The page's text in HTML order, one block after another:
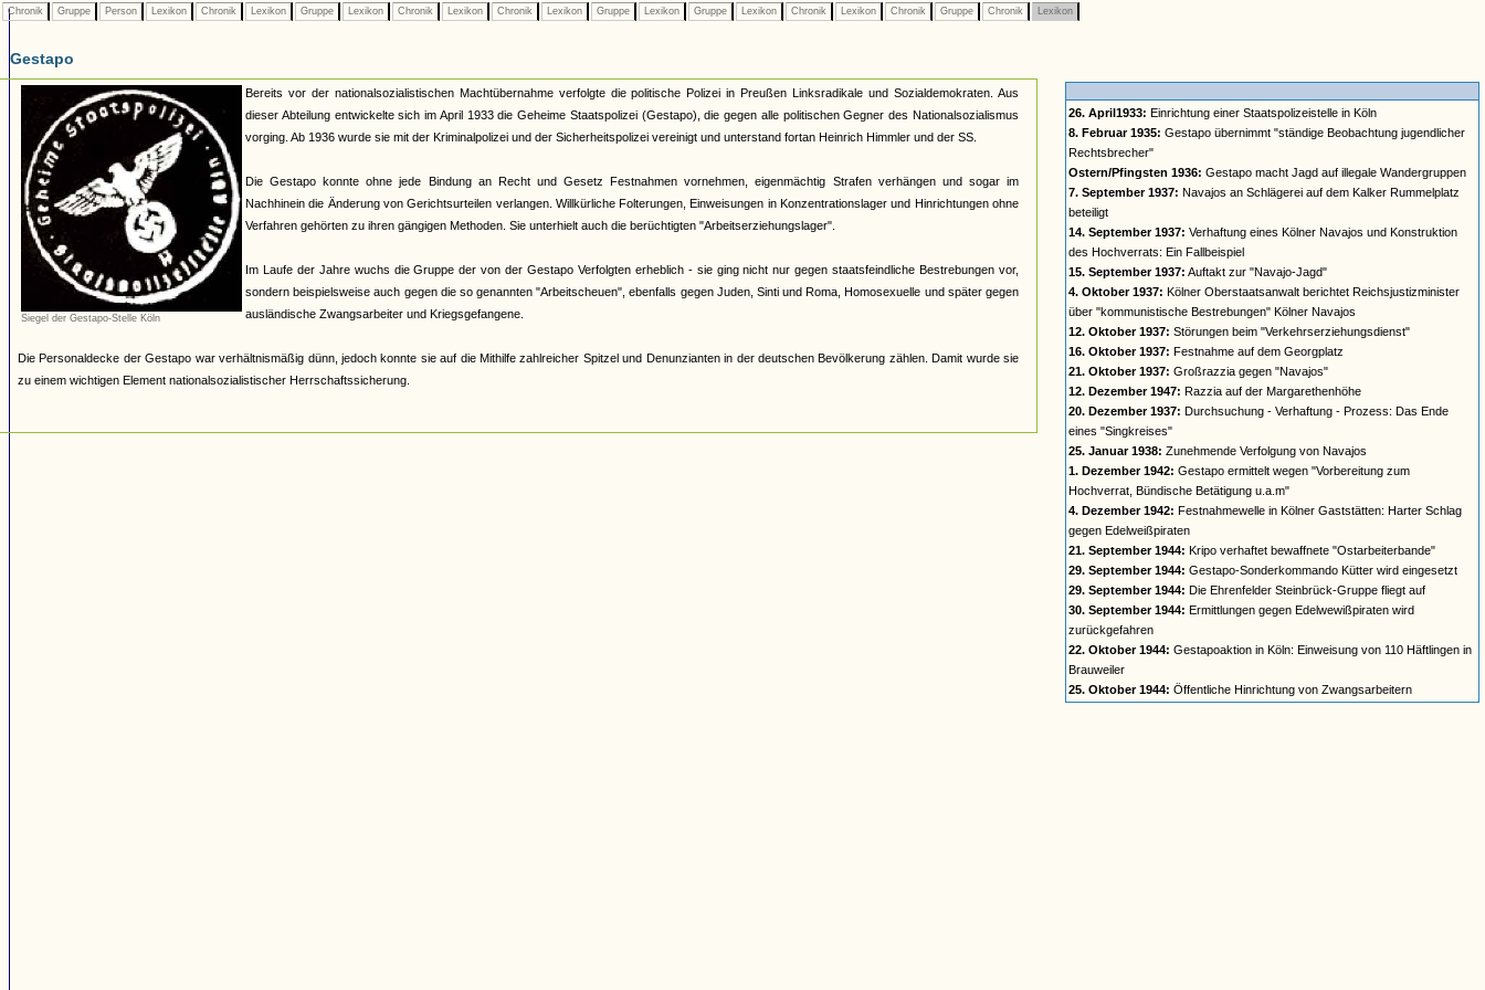
Chronik Gruppe Person Lexikon Chronik Lexikon Gruppe Lexikon Chronik Lexikon Chronik Lexikon Gruppe Lexikon Gruppe Lexikon Chronik Lexikon Chronik Gruppe Chronik Lexikon
Gestapo
Siegel der Gestapo-Stelle Köln
Bereits vor der nationalsozialistischen Machtübernahme verfolgte die politische Polizei in Preußen Linksradikale und Sozialdemokraten. Aus
dieser Abteilung entwickelte sich im April 1933 die Geheime Staatspolizei (Gestapo), die gegen alle politischen Gegner des Nationalsozialismus
vorging. Ab 1936 wurde sie mit der Kriminalpolizei und der Sicherheitspolizei vereinigt und unterstand fortan Heinrich Himmler und der SS.
Die Gestapo konnte ohne jede Bindung an Recht und Gesetz Festnahmen vornehmen, eigenmächtig Strafen verhängen und sogar im
Nachhinein die Änderung von Gerichtsurteilen verlangen. Willkürliche Folterungen, Einweisungen in Konzentrationslager und Hinrichtungen ohne
Verfahren gehörten zu ihren gängigen Methoden. Sie unterhielt auch die berüchtigten "Arbeitserziehungslager".
Im Laufe der Jahre wuchs die Gruppe der von der Gestapo Verfolgten erheblich - sie ging nicht nur gegen staatsfeindliche Bestrebungen vor,
sondern beispielsweise auch gegen die so genannten "Arbeitscheuen", ebenfalls gegen Juden, Sinti und Roma, Homosexuelle und später gegen
ausländische Zwangsarbeiter und Kriegsgefangene.
Die Personaldecke der Gestapo war verhältnismäßig dünn, jedoch konnte sie auf die Mithilfe zahlreicher Spitzel und Denunzianten in der deutschen Bevölkerung zählen. Damit wurde sie
zu einem wichtigen Element nationalsozialistischer Herrschaftssicherung.
26. April1933: Einrichtung einer Staatspolizeistelle in Köln
8. Februar 1935: Gestapo übernimmt "ständige Beobachtung jugendlicher
Rechtsbrecher"
Ostern/Pfingsten 1936: Gestapo macht Jagd auf illegale Wandergruppen
7. September 1937: Navajos an Schlägerei auf dem Kalker Rummelplatz
beteiligt
14. September 1937: Verhaftung eines Kölner Navajos und Konstruktion
des Hochverrats: Ein Fallbeispiel
15. September 1937: Auftakt zur "Navajo-Jagd"
4. Oktober 1937: Kölner Oberstaatsanwalt berichtet Reichsjustizminister
über "kommunistische Bestrebungen" Kölner Navajos
12. Oktober 1937: Störungen beim "Verkehrserziehungsdienst"
16. Oktober 1937: Festnahme auf dem Georgplatz
21. Oktober 1937: Großrazzia gegen "Navajos"
12. Dezember 1947: Razzia auf der Margarethenhöhe
20. Dezember 1937: Durchsuchung - Verhaftung - Prozess: Das Ende
eines "Singkreises"
25. Januar 1938: Zunehmende Verfolgung von Navajos
1. Dezember 1942: Gestapo ermittelt wegen "Vorbereitung zum
Hochverrat, Bündische Betätigung u.a.m"
4. Dezember 1942: Festnahmewelle in Kölner Gaststätten: Harter Schlag
gegen Edelweißpiraten
21. September 1944: Kripo verhaftet bewaffnete "Ostarbeiterbande"
29. September 1944: Gestapo-Sonderkommando Kütter wird eingesetzt
29. September 1944: Die Ehrenfelder Steinbrück-Gruppe fliegt auf
30. September 1944: Ermittlungen gegen Edelwewißpiraten wird
zurückgefahren
22. Oktober 1944: Gestapoaktion in Köln: Einweisung von 110 Häftlingen in
Brauweiler
25. Oktober 1944: Öffentliche Hinrichtung von Zwangsarbeitern